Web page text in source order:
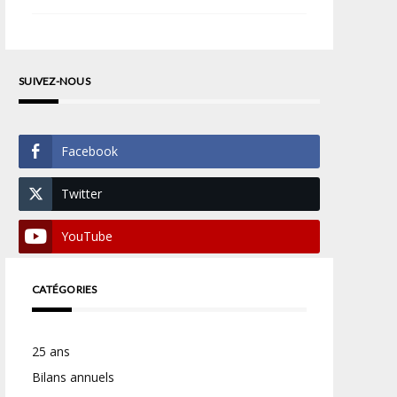
SUIVEZ-NOUS
Facebook
Twitter
YouTube
CATÉGORIES
25 ans
Bilans annuels